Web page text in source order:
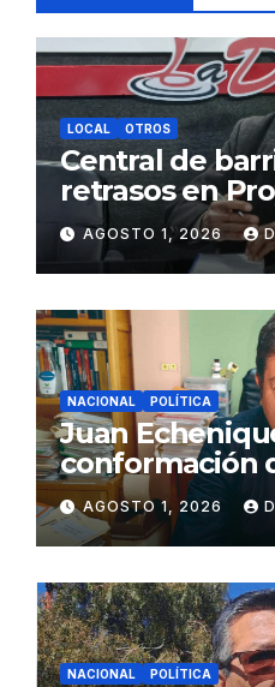
LOCAL OTROS
Central de
retrasos en
de Agua y
Juliaca
AGOSTO 1, 2026
NACIONAL POLÍTICA
Juan
conformación
gabinete
Fujimori
AGOSTO 1, 2026
NACIONAL POLÍTICA